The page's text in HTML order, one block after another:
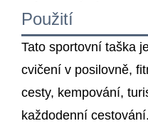
Použití
Tato sportovní taška
cvičení v posilovně,
cesty, kempování,
každodenní